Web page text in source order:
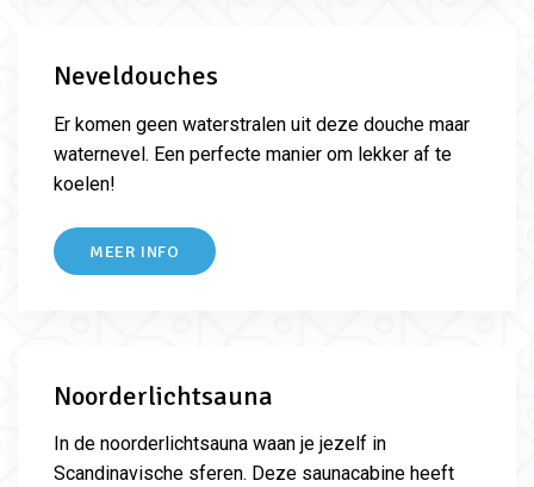
Neveldouches
Er komen geen waterstralen uit deze douche maar
waternevel. Een perfecte manier om lekker af te
koelen!
MEER INFO
Noorderlichtsauna
In de noorderlichtsauna waan je jezelf in
Scandinavische sferen. Deze saunacabine heeft